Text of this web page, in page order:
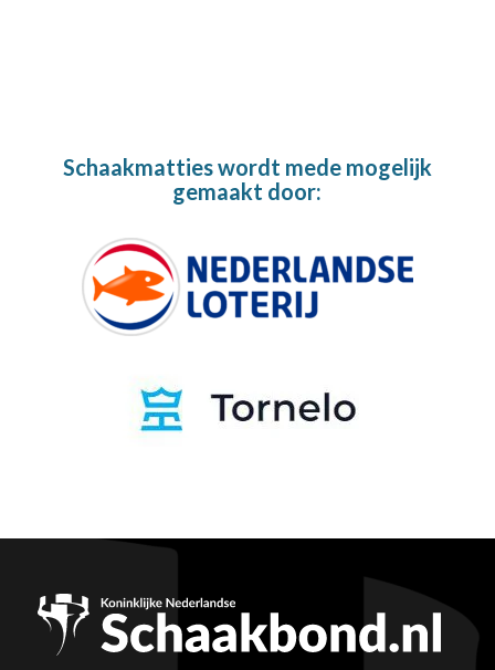
Schaakmatties wordt mede mogelijk
gemaakt door: